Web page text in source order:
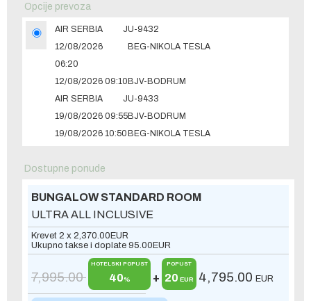
Opcije prevoza
AIR SERBIA
JU-9432
12/08/2026
06:20
BEG-NIKOLA TESLA
12/08/2026 09:10BJV-BODRUM
AIR SERBIA
JU-9433
19/08/2026 09:55BJV-BODRUM
19/08/2026 10:50BEG-NIKOLA TESLA
Dostupne ponude
BUNGALOW STANDARD ROOM
ULTRA ALL INCLUSIVE
Krevet 2 x 2,370.00EUR
Ukupno takse i doplate 95.00EUR
7,995.00
HOTELSKI POPUST
40% +
POPUST
20 EUR 4,795.00 EUR